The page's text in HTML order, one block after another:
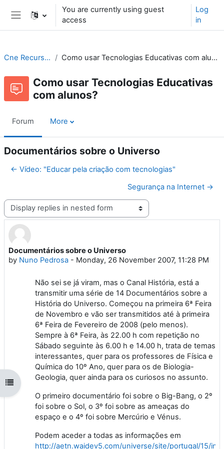
Skip to main content
Side panel
You are currently using guest
access
Log
in
Open course index
Cne Recursos Como usar Tecnologias Educativas com alunos?
Como usar Tecnologias Educativas
com alunos?
Forum More
Documentários sobre o Universo
← Vídeo: "Educar pela criação com tecnologias"
Segurança na Internet →
Display mode
Documentários sobre o Universo
by Nuno Pedrosa - Monday, 26 November 2007, 11:28 PM
Number of replies: 0
Não sei se já viram, mas o Canal História, está a
transmitir uma série de 14 Documentários sobre a
História do Universo. Começou na primeira 6ª Feira
de Novembro e vão ser transmitidos até à primeira
6ª Feira de Fevereiro de 2008 (pelo menos).
Sempre à 6ª Feira, às 22.00 h com repetição no
Sábado seguinte às 6.00 h e 14.00 h, trata de temas
interessantes, quer para os professores de Física e
Química do 10º Ano, quer para os de Biologia-
Geologia, quer ainda para os curiosos no assunto.
O primeiro documentário foi sobre o Big-Bang, o 2º
foi sobre o Sol, o 3º foi sobre as ameaças do
espaço e o 4º foi sobre Mercúrio e Vénus.
Podem aceder a todas as informações em
http://aetn.waidev5.com/universe/site/portugal/15/